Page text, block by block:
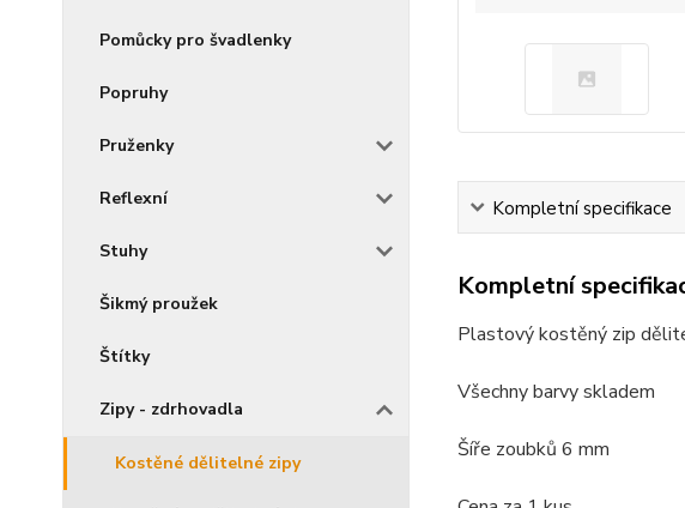
Pomůcky pro švadlenky
Popruhy
Pruženky
Reflexní
Stuhy
Šikmý proužek
Štítky
Zipy - zdrhovadla
Kostěné dělitelné zipy
Kompletní specifikace
Kompletní
Plastový kostěný zip
Všechny barvy skladem
Šíře zoubků 6 mm